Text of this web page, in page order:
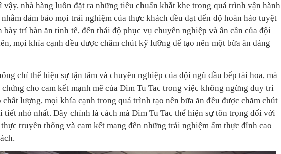
vậy, nhà hàng luôn đặt ra những tiêu chuẩn khắt khe trong quá trình vận hành
đảm bảo mọi trải nghiệm của thực khách đều đạt đến độ hoàn hảo tuyệt
bày trí bàn ăn tinh tế, đến thái độ phục vụ chuyên nghiệp và ân cần của đội
mọi khía cạnh đều được chăm chút kỹ lưỡng để tạo nên một bữa ăn đáng
chỉ thể hiện sự tận tâm và chuyên nghiệp của đội ngũ đầu bếp tài hoa, mà
cho cam kết mạnh mẽ của Dim Tu Tac trong việc không ngừng duy trì
chất lượng, mọi khía cạnh trong quá trình tạo nên bữa ăn đều được chăm chút
tiết nhỏ nhất. Đây chính là cách mà Dim Tu Tac thể hiện sự tôn trọng đối với
truyền thống và cam kết mang đến những trải nghiệm ẩm thực đỉnh cao